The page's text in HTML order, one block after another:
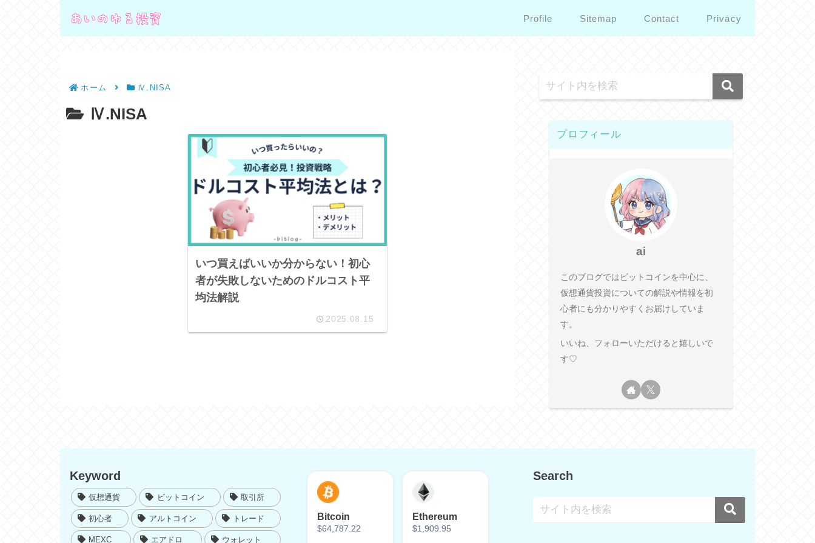
Profile Sitemap Contact Privacy
ホーム Ⅳ.NISA
Ⅳ.NISA
いつ買えばいいか分からない！初心
者が失敗しないためのドルコスト平
均法解説
2025.08.15
プロフィール
ai
このブログではビットコインを中心に、
仮想通貨投資についての解説や情報を初
心者にも分かりやすくお届けしていま
す。
いいね、フォローいただけると嬉しいで
す♡
Keyword
仮想通貨 ビットコイン 取引所
初心者 アルトコイン トレード
MEXC エアドロ ウォレット
Bitcoin
$64,787.22
Ethereum
$1,909.95
Search